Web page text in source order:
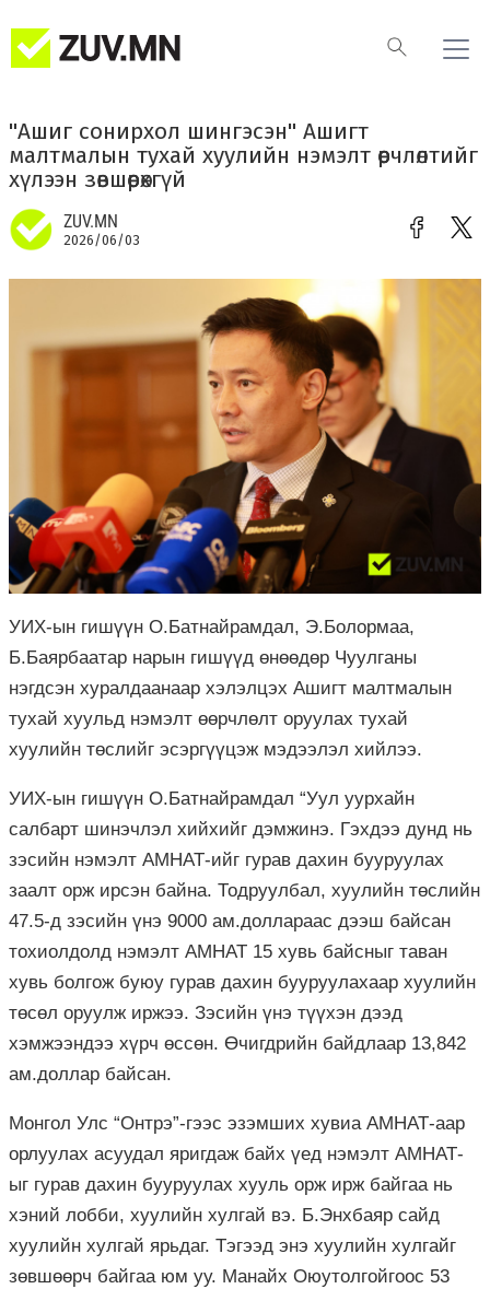
"Ашиг сонирхол шингэсэн" Ашигт
малтмалын тухай хуулийн нэмэлт өөрчлөлтийг
хүлээн зөвшөөрөхгүй
ZUV.MN
2026/06/03
УИХ-ын гишүүн О.Батнайрамдал, Э.Болормаа,
Б.Баярбаатар нарын гишүүд өнөөдөр Чуулганы
нэгдсэн хуралдаанаар хэлэлцэх Ашигт малтмалын
тухай хуульд нэмэлт өөрчлөлт оруулах тухай
хуулийн төслийг эсэргүүцэж мэдээлэл хийлээ.
УИХ-ын гишүүн О.Батнайрамдал “Уул уурхайн
салбарт шинэчлэл хийхийг дэмжинэ. Гэхдээ дунд нь
зэсийн нэмэлт АМНАТ-ийг гурав дахин бууруулах
заалт орж ирсэн байна. Тодруулбал, хуулийн төслийн
47.5-д зэсийн үнэ 9000 ам.доллараас дээш байсан
тохиолдолд нэмэлт АМНАТ 15 хувь байсныг таван
хувь болгож буюу гурав дахин бууруулахаар хуулийн
төсөл оруулж иржээ. Зэсийн үнэ түүхэн дээд
хэмжээндээ хүрч өссөн. Өчигдрийн байдлаар 13,842
ам.доллар байсан.
Монгол Улс “Онтрэ”-гээс эзэмших хувиа АМНАТ-аар
орлуулах асуудал яригдаж байх үед нэмэлт АМНАТ-
ыг гурав дахин бууруулах хууль орж ирж байгаа нь
хэний лобби, хуулийн хулгай вэ. Б.Энхбаяр сайд
хуулийн хулгай ярьдаг. Тэгээд энэ хуулийн хулгайг
зөвшөөрч байгаа юм уу. Манайх Оюутолгойгоос 53